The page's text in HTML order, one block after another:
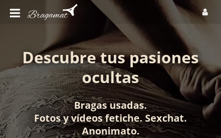
Descubre tus pasiones
ocultas
Bragas usadas.
Fotosyvídeos fetiche. Sexchat.
Anonimato.